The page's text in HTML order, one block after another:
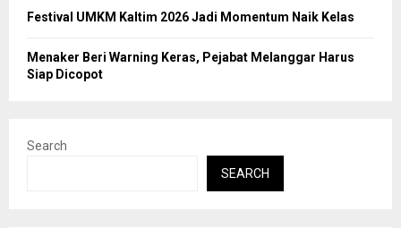
Festival UMKM Kaltim 2026 Jadi Momentum Naik Kelas
Menaker Beri Warning Keras, Pejabat Melanggar Harus
Siap Dicopot
Search
SEARCH